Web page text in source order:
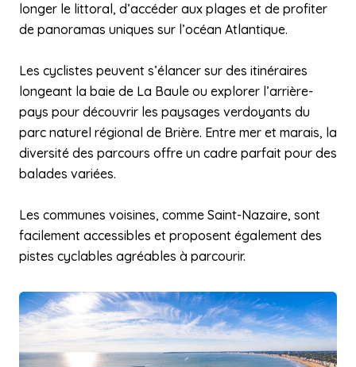
longer le littoral, d’accéder aux plages et de profiter
de panoramas uniques sur l’océan Atlantique.
Les cyclistes peuvent s’élancer sur des itinéraires
longeant la baie de La Baule ou explorer l’arrière-
pays pour découvrir les paysages verdoyants du
parc naturel régional de Brière. Entre mer et marais, la
diversité des parcours offre un cadre parfait pour des
balades variées.
Les communes voisines, comme Saint-Nazaire, sont
facilement accessibles et proposent également des
pistes cyclables agréables à parcourir.